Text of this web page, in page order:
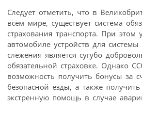
Следует отметить, что в
всем мире, существует система
страхования транспорта. При этом
автомобиле устройств для системы
слежения является сугубо
обязательной страховке. Однако
возможность получить бонусы за
безопасной езды, а также
экстренную помощь в случае